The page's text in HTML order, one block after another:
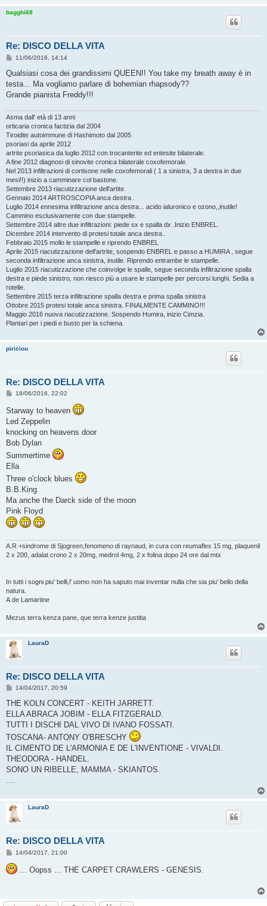
bagghi68
Re: DISCO DELLA VITA
M
s
a
g
11/06/2016, 14:14
Qualsiasi cosa dei grandissimi QUEEN!! You take my breath away è in
testa... Ma vogliamo parlare di bohemian rhapsody??
Grande pianista Freddy!!!
Asma dall' età di 13 anni
orticaria cronica factizia dal 2004
Tiroidite autoimmune di Hashimoto dal 2005
psoriasi da aprile 2012
artrite psoriasica da luglio 2012 con trocanterite ed entesite bilaterale.
A fine 2012 diagnosi di sinovite cronica bilaterale coxofemorale.
Nel 2013 infiltrazioni di cortisone nelle coxofemorali ( 1 a sinistra, 3 a destra in due
mesi!!) inizio a camminare col bastone.
Settembre 2013 riacutizzazione dell'artite.
Gennaio 2014 ARTROSCOPIA anca destra .
Luglio 2014 ennesima infiltrazione anca destra... acido ialuronico e ozono,,inutile!
Cammino esclusivamente con due stampelle.
Settembre 2014 altre due infiltrazioni: piede sx e spalla dx .Inizio ENBREL.
Dicembre 2014 intervento di protesi totale anca destra..
Febbraio 2015 mollo le stampelle e riprendo ENBREL
Aprile 2015 riacutizzazione dell'artrite, sospendo ENBREL e passo a HUMIRA , segue
seconda infiltrazione anca sinistra, inutile. Riprendo entrambe le stampelle.
Luglio 2015 riacutizzazione che coinvolge le spalle, segue seconda infiltrazione spalla
destra e piede sinistro, non riesco più a usare le stampelle per percorsi lunghi. Sedia a
rotelle.
Settembre 2015 terza infiltrazione spalla destra e prima spalla sinistra
Ottobre 2015 protesi totale anca sinistra. FINALMENTE CAMMINO!!!
Maggio 2016 nuova riacutizzazione. Sospendo Humira, inizio Cimzia.
Plantari per i piedi e busto per la schiena.
piriciou
Re: DISCO DELLA VITA
M
s
s
a
g
i
18/06/2016, 22:02
Starway to heaven
Led Zeppelin
knocking on heavens door
Bob Dylan
Summertime
Ella
Three o'clock blues
B.B.King
Ma anche the Darck side of the moon
Pink Floyd
A.R.+sindrome di Sjogreen,fenomeno di raynaud, in cura con reumaflex 15 mg, plaquenil
2 x 200, adalat crono 2 x 20mg, medrol 4mg, 2 x folina dopo 24 ore dal mtx
In tutti i sogni piu' belli,l' uomo non ha saputo mai inventar nulla che sia piu' bello della
natura.
A.de Lamartine
Mezus terra kenza pane, que terra kenze justitia
LauraD
Re: DISCO DELLA VITA
M
s
a
g
i
o
14/04/2017, 20:59
THE KOLN CONCERT - KEITH JARRETT.
ELLA ABRACA JOBIM - ELLA FITZGERALD.
TUTTI I DISCHI DAL VIVO DI IVANO FOSSATI.
TOSCANA- ANTONY O'BRESCHY
IL CIMENTO DE L'ARMONIA E DE L'INVENTIONE - VIVALDI.
THEODORA - HANDEL.
SONO UN RIBELLE, MAMMA - SKIANTOS.
....
LauraD
Re: DISCO DELLA VITA
M
s
s
i
14/04/2017, 21:00
... Oopss ... THE CARPET CRAWLERS - GENESIS.